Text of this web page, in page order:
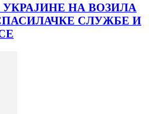
НА ВОЗИЛА
СЛУЖБЕ И